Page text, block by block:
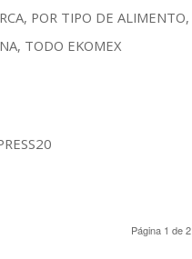
, POR TIPO DE ALIMENTO,
, TODO EKOMEX
Página 1 de 2